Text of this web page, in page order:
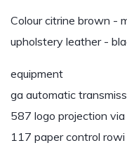
Colour citrine brown -
upholstery leather -
equipment
ga automatic
587 logo projection via
117 paper control